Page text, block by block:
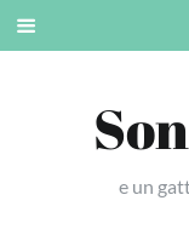
Skip
e un